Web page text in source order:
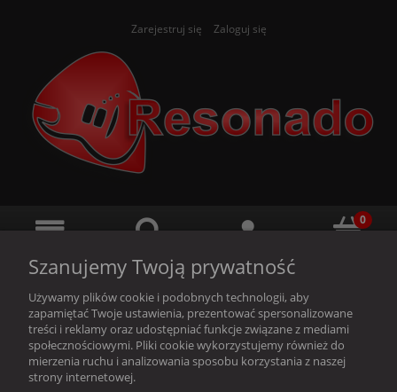
Zarejestruj się Zaloguj się
Ten produkt jest niedostępny.
Szanujemy Twoją prywatność
Używamy plików cookie i podobnych technologii, aby
zapamiętać Twoje ustawienia, prezentować spersonalizowane
treści i reklamy oraz udostępniać funkcje związane z mediami
społecznościowymi. Pliki cookie wykorzystujemy również do
mierzenia ruchu i analizowania sposobu korzystania z naszej
strony internetowej.